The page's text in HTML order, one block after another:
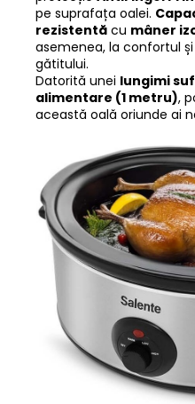
pe suprafața oalei.
rezistentă cu mâner
asemenea, la confortul
gătitului.
Datorită unei lungimi
alimentare (1 metru),
această oală oriunde ai